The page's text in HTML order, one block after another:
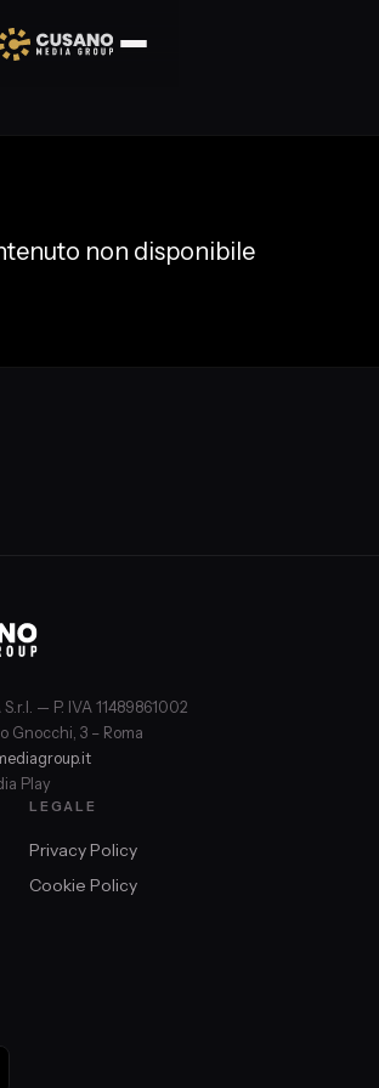
non disponibile
— P. IVA 11489861002
Gnocchi, 3 – Roma
Play
LEGALE
Privacy Policy
Cookie Policy